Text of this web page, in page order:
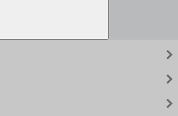
keyboard_arrow_right
keyboard_arrow_right
keyboard_arrow_right